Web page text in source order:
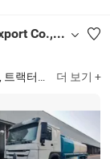
Shandong Global Heavy Truck Import & Export Co., Ltd
트럭, 하우 트럭, 샤크만 트럭, 유조차, 물탱크 트럭, 트랙터 헤드, 세미 트레일러, 휠 로더, 굴착기, 고소 작업 차량 더 보기 +